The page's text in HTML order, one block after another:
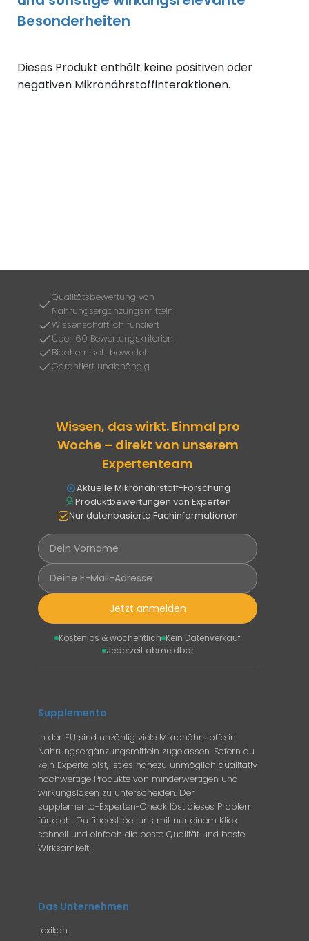
Besonderheiten
Dieses Produkt enthält keine positiven oder
negativen Mikronährstoffinteraktionen.
Qualitätsbewertung von
Nahrungsergänzungsmitteln
Wissenschaftlich fundiert
Über 60 Bewertungskriterien
Biochemisch bewertet
Garantiert unabhängig
Wissen, das wirkt. Einmal pro
Woche – direkt von unserem
Expertenteam
Aktuelle Mikronährstoff-Forschung
Produktbewertungen von Experten
Nur datenbasierte Fachinformationen
Jetzt anmelden
Kostenlos & wöchentlich Kein Datenverkauf
Jederzeit abmeldbar
Supplemento
In der EU sind unzählig viele Mikronährstoffe in
Nahrungsergänzungsmitteln zugelassen. Sofern du
kein Experte bist, ist es nahezu unmöglich qualitativ
hochwertige Produkte von minderwertigen und
wirkungslosen zu unterscheiden. Der
supplemento-Experten-Check löst dieses Problem
für dich! Du findest bei uns mit nur einem Klick
schnell und einfach die beste Qualität und beste
Wirksamkeit!
Das Unternehmen
Lexikon